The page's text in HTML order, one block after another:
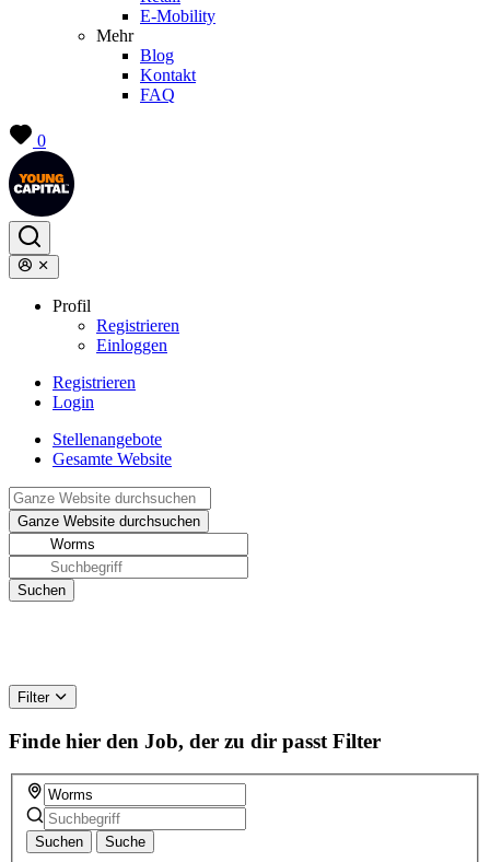
E-Mobility
Mehr
Blog
Kontakt
FAQ
0
Profil
Registrieren
Einloggen
Registrieren
Login
Stellenangebote
Gesamte Website
Filter
Finde hier den Job, der zu dir passt Filter
Suchen Suche